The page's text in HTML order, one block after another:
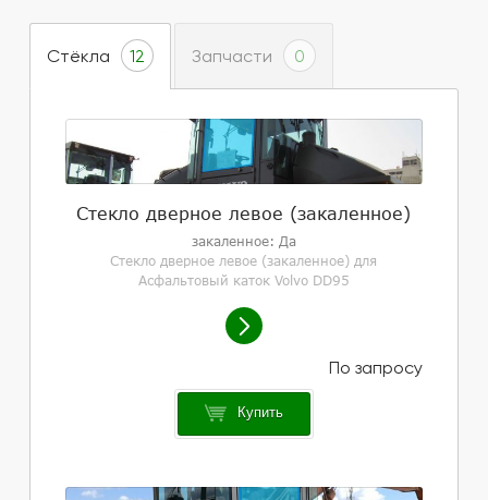
Стёкла 12 Запчасти 0
Стекло дверное левое (закаленное)
закаленное: Да
Стекло дверное левое (закаленное) для
Асфальтовый каток Volvo DD95
Купить